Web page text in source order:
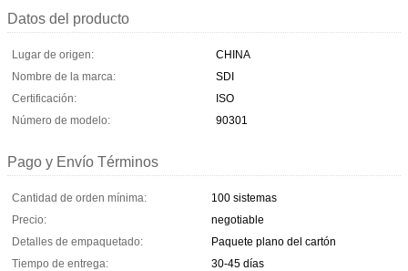
Datos del producto
Lugar de origen:
CHINA
Nombre de la marca:
SDI
Certificación:
ISO
Número de modelo:
90301
Pago y Envío Términos
Cantidad de orden mínima:
100 sistemas
Precio:
negotiable
Detalles de empaquetado:
Paquete plano del cartón
Tiempo de entrega:
30-45 días